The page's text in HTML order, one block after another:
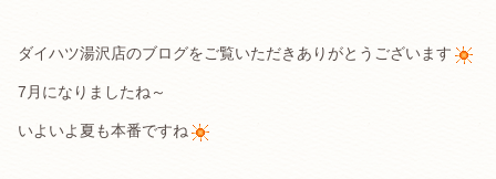
ダイハツ湯沢店のブログをご覧いただきありがとうございます
7月になりましたね～
いよいよ夏も本番ですね